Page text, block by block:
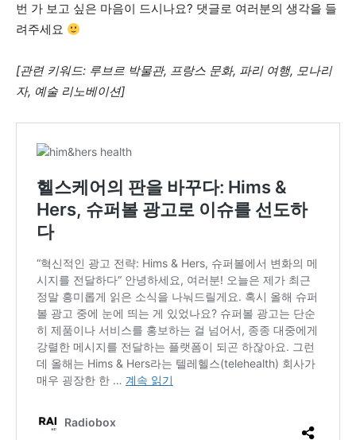
번 가 보고 싶은 마음이 드시나요? 댓글로 여러분의 생각을 들
려주세요
[관련 키워드: 루브르 박물관, 프랑스 문화, 파리 여행, 모나리
자, 예술 리노베이션]